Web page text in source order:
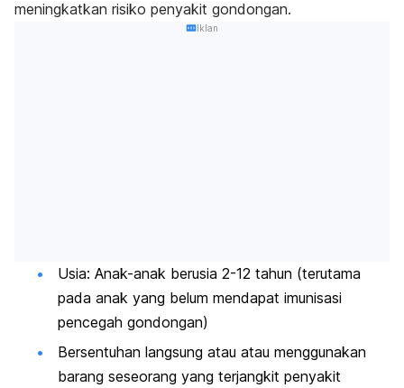
meningkatkan risiko penyakit gondongan.
Iklan
Usia: Anak-anak berusia 2-12 tahun (terutama
pada anak yang belum mendapat imunisasi
pencegah gondongan)
Bersentuhan langsung atau atau menggunakan
barang seseorang yang terjangkit penyakit